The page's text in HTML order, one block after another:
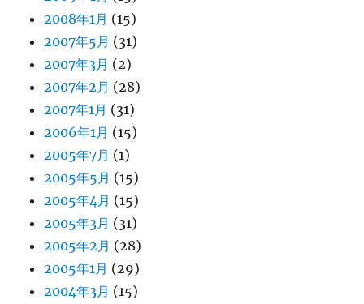
2008年1月 (15)
2007年5月 (31)
2007年3月 (2)
2007年2月 (28)
2007年1月 (31)
2006年1月 (15)
2005年7月 (1)
2005年5月 (15)
2005年4月 (15)
2005年3月 (31)
2005年2月 (28)
2005年1月 (29)
2004年3月 (15)